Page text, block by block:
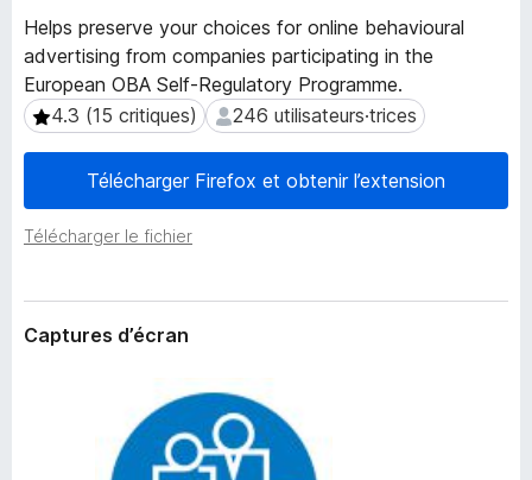
u
r
l
e
n
v
t
F
i
Helps preserve your choices for online behavioural
advertising from companies participating in the
European OBA Self-Regulatory Programme.
4.3 (15 critiques)
4.3 (15 critiques) 246 utilisateurs·trices
246 utilisateurs·trices
Télécharger Firefox et obtenir l’extension
Télécharger le fichier
n
n
é
e
s
d
l
’
e
Captures d’écran